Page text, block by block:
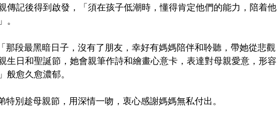
傳記後得到啟發，「須在孩子低潮時，懂得肯定他們的能力，陪着他
那段最黑暗日子，沒有了朋友，幸好有媽媽陪伴和聆聽，帶她從悲觀
生日和聖誕節，她會親筆作詩和繪畫心意卡，表達對母親愛意，形容
愈久愈濃郁。
別趁母親節，用深情一吻，衷心感謝媽媽無私付出。